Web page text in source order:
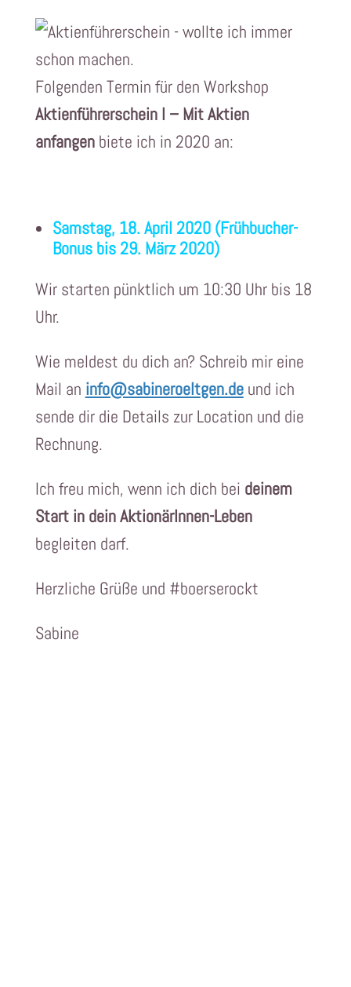
Folgenden Termin für den Workshop
Aktienführerschein I – Mit Aktien
anfangen biete ich in 2020 an:
Samstag, 18. April 2020 (Frühbucher-
Bonus bis 29. März 2020)
Wir starten pünktlich um 10:30 Uhr bis 18
Uhr.
Wie meldest du dich an? Schreib mir eine
Mail an info@sabineroeltgen.deund ich
sende dir die Details zur Location und die
Rechnung.
Ich freu mich, wenn ich dich bei deinem
Start in dein AktionärInnen-Leben
begleiten darf.
Herzliche Grüße und #boerserockt
Sabine